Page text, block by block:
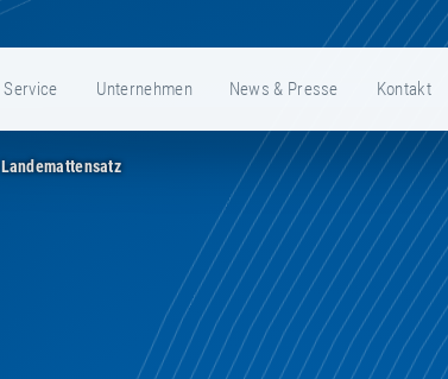
Service Unternehmen News & Presse Kontakt
Landemattensatz